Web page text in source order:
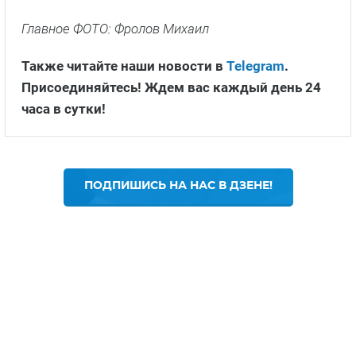
Главное ФОТО: Фролов Михаил
Также читайте наши новости в Telegram.
Присоединяйтесь! Ждем вас каждый день 24
часа в сутки!
ПОДПИШИСЬ НА НАС В ДЗЕНЕ!